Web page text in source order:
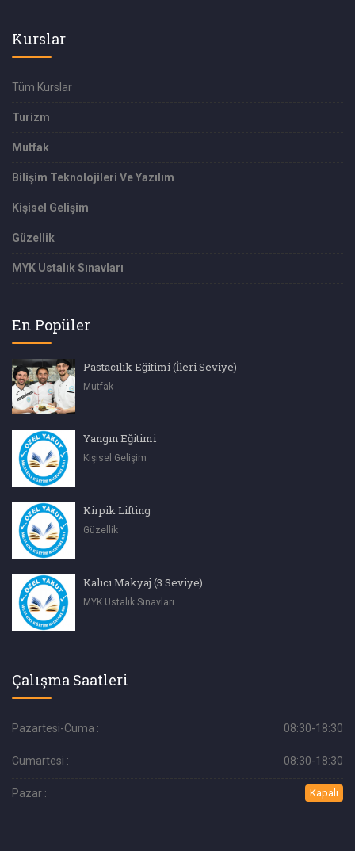
Kurslar
Tüm Kurslar
Turizm
Mutfak
Bilişim Teknolojileri Ve Yazılım
Kişisel Gelişim
Güzellik
MYK Ustalık Sınavları
En Popüler
Pastacılık Eğitimi (İleri Seviye)
Mutfak
Yangın Eğitimi
Kişisel Gelişim
Kirpik Lifting
Güzellik
Kalıcı Makyaj (3.Seviye)
MYK Ustalık Sınavları
Çalışma Saatleri
Pazartesi-Cuma : 08:30-18:30
Cumartesi : 08:30-18:30
Pazar : Kapalı